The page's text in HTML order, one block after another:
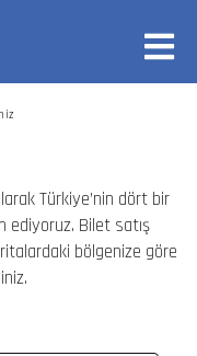
Türkiye’nin dört bir
ediyoruz. Bilet satış
bölgenize göre